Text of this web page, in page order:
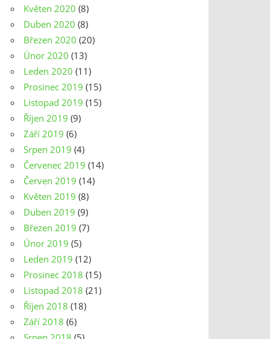
Květen 2020 (8)
Duben 2020 (8)
Březen 2020 (20)
Únor 2020 (13)
Leden 2020 (11)
Prosinec 2019 (15)
Listopad 2019 (15)
Říjen 2019 (9)
Září 2019 (6)
Srpen 2019 (4)
Červenec 2019 (14)
Červen 2019 (14)
Květen 2019 (8)
Duben 2019 (9)
Březen 2019 (7)
Únor 2019 (5)
Leden 2019 (12)
Prosinec 2018 (15)
Listopad 2018 (21)
Říjen 2018 (18)
Září 2018 (6)